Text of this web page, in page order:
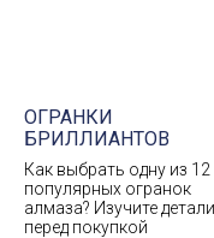
ОГРАНКИ
БРИЛЛИАНТОВ
Как выбрать одну из 12
популярных огранок
алмаза? Изучите детали
перед покупкой